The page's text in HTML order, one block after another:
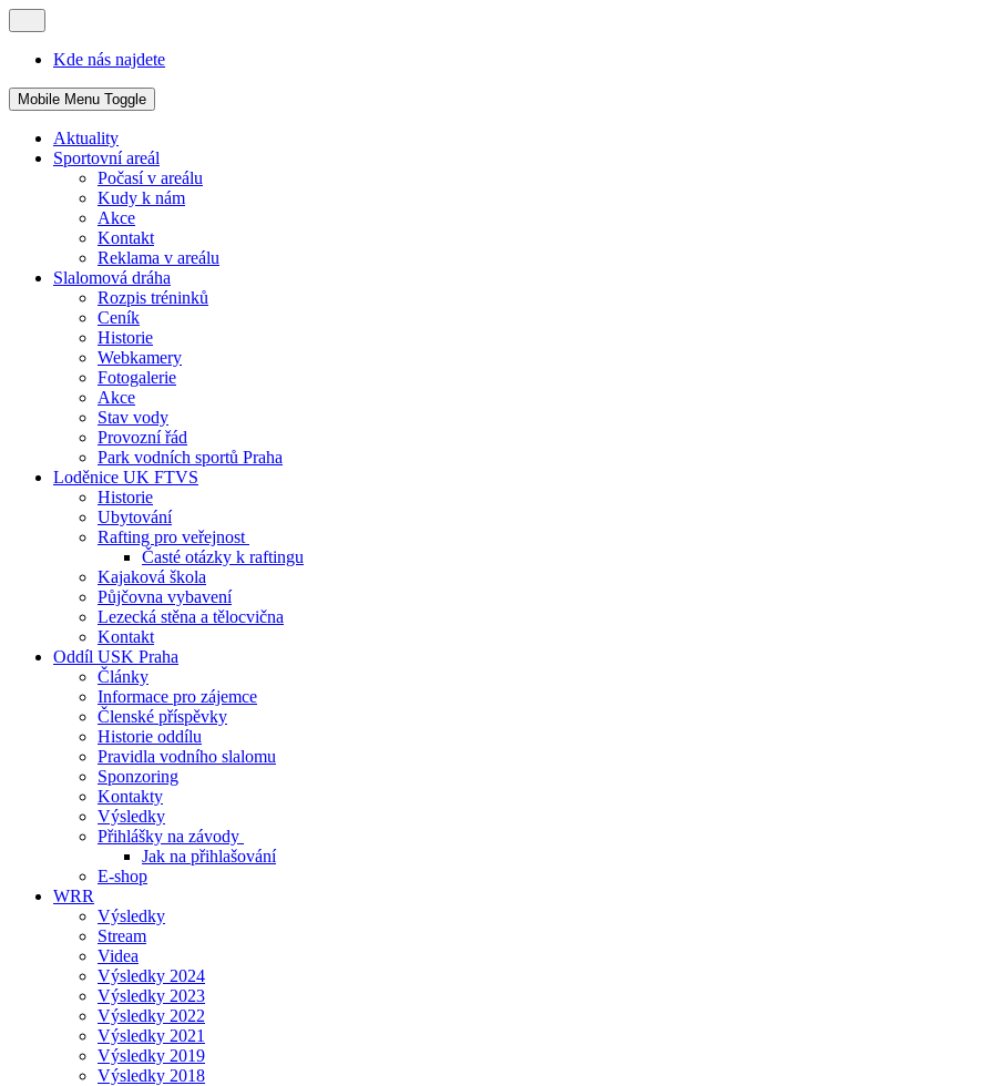
Kde nás najdete
Mobile Menu Toggle
Aktuality
Sportovní areál
Počasí v areálu
Kudy k nám
Akce
Kontakt
Reklama v areálu
Slalomová dráha
Rozpis tréninků
Ceník
Historie
Webkamery
Fotogalerie
Akce
Stav vody
Provozní řád
Park vodních sportů Praha
Loděnice UK FTVS
Historie
Ubytování
Rafting pro veřejnost
Časté otázky k raftingu
Kajaková škola
Půjčovna vybavení
Lezecká stěna a tělocvična
Kontakt
Oddíl USK Praha
Články
Informace pro zájemce
Členské příspěvky
Historie oddílu
Pravidla vodního slalomu
Sponzoring
Kontakty
Výsledky
Přihlášky na závody
Jak na přihlašování
E-shop
WRR
Výsledky
Stream
Videa
Výsledky 2024
Výsledky 2023
Výsledky 2022
Výsledky 2021
Výsledky 2019
Výsledky 2018